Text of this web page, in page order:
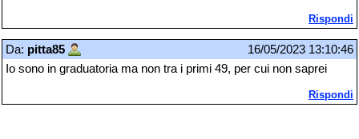
Rispondi
Da: pitta85
16/05/2023 13:10:46
Io sono in graduatoria ma non tra i primi 49, per cui non saprei
Rispondi